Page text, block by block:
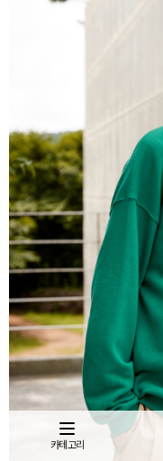
카테고리